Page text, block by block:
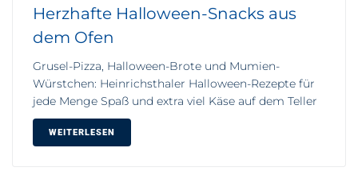
Herzhafte Halloween-Snacks aus
dem Ofen
Grusel-Pizza, Halloween-Brote und Mumien-
Würstchen: Heinrichsthaler Halloween-Rezepte für
jede Menge Spaß und extra viel Käse auf dem Teller
WEITERLESEN